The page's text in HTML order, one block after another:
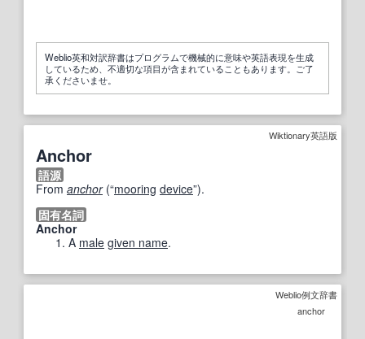
Weblio英和対訳辞書はプログラムで機械的に意味や英語表現を生成
しているため、不適切な項目が含まれていることもあります。ご了
承くださいませ。
Wiktionary英語版
Anchor
語源
From anchor (“mooring device”).
固有名詞
Anchor
A male given name.
Weblio例文辞書
anchor